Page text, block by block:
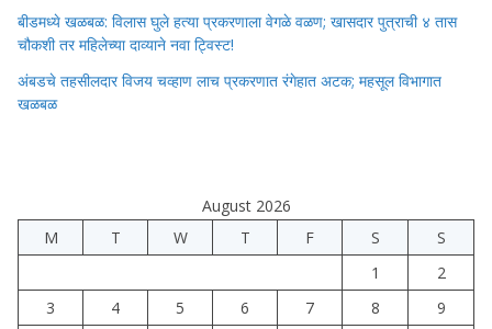
बीडमध्ये खळबळ: विलास घुले हत्या प्रकरणाला वेगळे वळण; खासदार पुत्राची ४ तास
चौकशी तर महिलेच्या दाव्याने नवा ट्विस्ट!
अंबडचे तहसीलदार विजय चव्हाण लाच प्रकरणात रंगेहात अटक; महसूल विभागात
खळबळ
August 2026
M
T W T F S
S
1
2
3
4 5 6 7 8
9